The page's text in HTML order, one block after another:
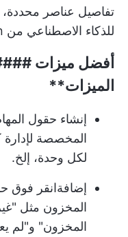
تفاصيل عناصر
للذكاء الاصطناعي من ClickUp,
أفضل ميزات
الميزات**
إنشاء حقول
المخصصة
لكل وحدة، إلخ.
إضافةانقر فوق
المخزون مثل
المخزون" و"لم